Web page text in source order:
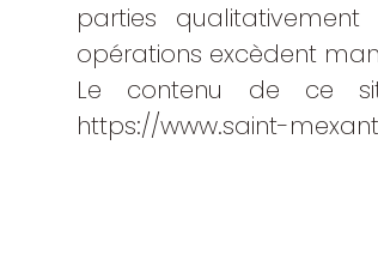
parties
opérations excèdent
Le contenu de ce
https://www.saint-